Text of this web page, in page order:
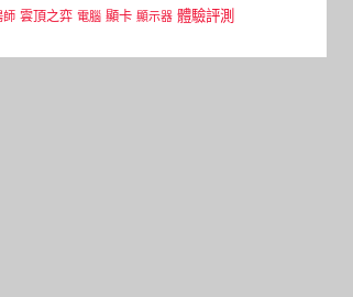
師 雲頂之弈 電腦 顯卡 顯示器 體驗評測